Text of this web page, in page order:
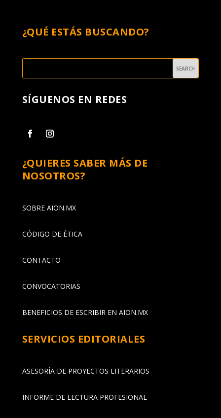
¿QUÉ ESTÁS BUSCANDO?
SÍGUENOS EN REDES
¿QUIERES SABER MÁS DE
NOSOTROS?
SOBRE AION.MX
CÓDIGO DE ÉTICA
CONTACTO
CONVOCATORIAS
BENEFICIOS DE ESCRIBIR EN AION.MX
SERVICIOS EDITORIALES
ASESORÍA DE PROYECTOS LITERARIOS
INFORME DE LECTURA PROFESIONAL